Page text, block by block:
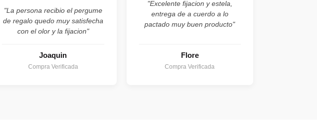
"La persona recibio el pergume
de regalo quedo muy satisfecha
con el olor y la fijacion"
Joaquin
Compra Verificada
"Excelente fijacion y estela,
entrega de a cuerdo a lo
pactado muy buen producto"
Flore
Compra Verificada